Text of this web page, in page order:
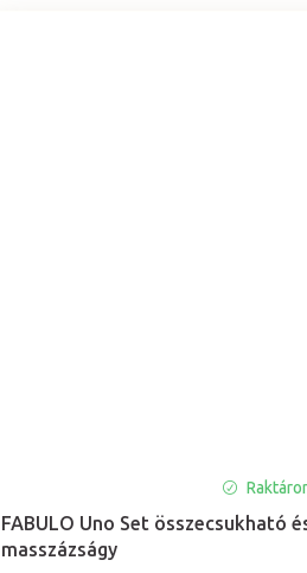
FABULO Uno Set összecsukható
masszázságy
átlagos
értékelése